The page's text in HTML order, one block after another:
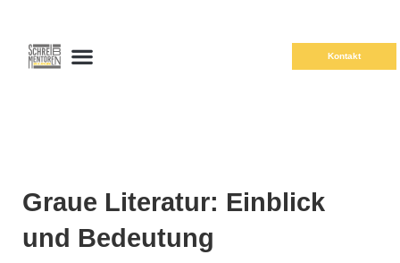
Kontakt
Graue Literatur: Einblick
und Bedeutung